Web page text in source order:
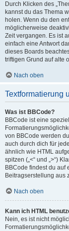
Durch Klicken des
kannst du das Thema
holen. Wenn du den
möglicherweise
Zeit vergangen. Es ist
einfach eine Antwort
dieses Boards
triftigen Grund auf alte
Nach oben
Textformatierung
Was ist BBCode?
BBCode ist eine
von BBCode werden
auch durch dich für
ähnlich wie HTML
spitzen („<“ und „>“)
BBCode findest du auf
Beitragserstellung aus
Nach oben
Kann ich HTML
Nein, es ist nicht